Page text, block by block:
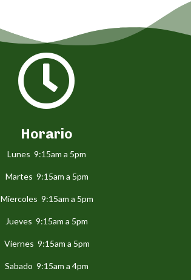

Horario
Lunes 9:15am a 5pm
Martes 9:15am a 5pm
Miercoles 9:15am a 5pm
Jueves 9:15am a 5pm
Viernes 9:15am a 5pm
Sabado 9:15am a 4pm